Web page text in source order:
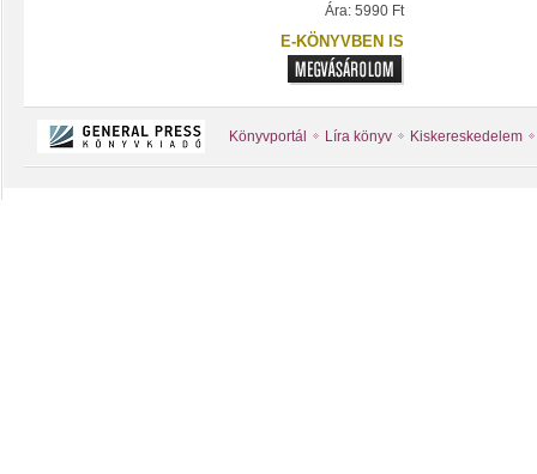
Ára: 5990 Ft
E-KÖNYVBEN IS
Könyvportál Líra könyv Kiskereskedelem